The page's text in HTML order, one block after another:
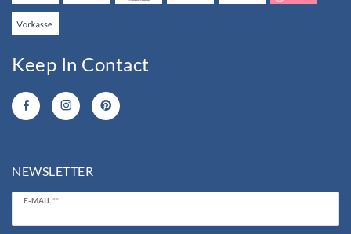
Keep In Contact
NEWSLETTER
E-MAIL **
Ceres::Template.newsletterHoneypotLabel